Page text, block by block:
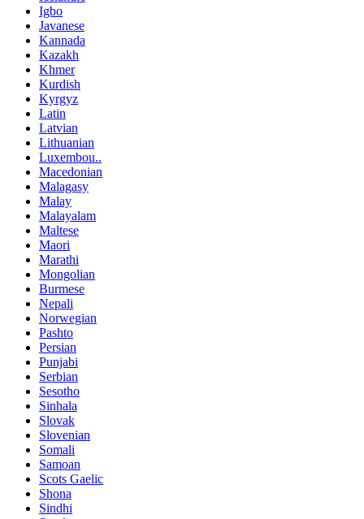
Igbo
Javanese
Kannada
Kazakh
Khmer
Kurdish
Kyrgyz
Latin
Latvian
Lithuanian
Luxembou..
Macedonian
Malagasy
Malay
Malayalam
Maltese
Maori
Marathi
Mongolian
Burmese
Nepali
Norwegian
Pashto
Persian
Punjabi
Serbian
Sesotho
Sinhala
Slovak
Slovenian
Somali
Samoan
Scots Gaelic
Shona
Sindhi